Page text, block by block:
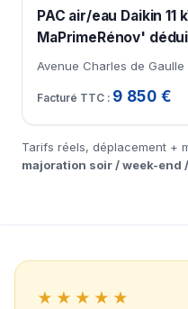
PAC air/eau Daikin 11
MaPrimeRénov'
Avenue Charles de Gaulle
9 850 €
Tarifs réels, déplacement +
majoration soir / week-end
★★★★★